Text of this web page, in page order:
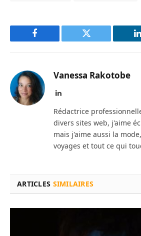
Facebook Twitter
Vanessa Rakotobe
LinkedIn
Rédactrice
divers sites web, j'aime
mais j'aime aussi la
voyages et tout ce qui
ARTICLES SIMILAIRES